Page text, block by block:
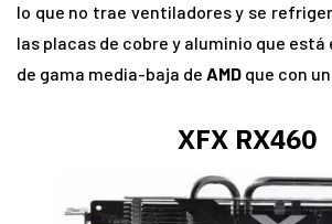
lo que no trae ventiladores y se
las placas de cobre y aluminio que está
de gama media-baja de AMD que con un
XFX RX460